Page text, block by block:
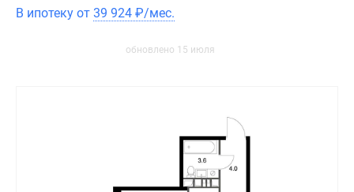
В ипотеку от 39 924 ₽/мес.
обновлено 15 июля